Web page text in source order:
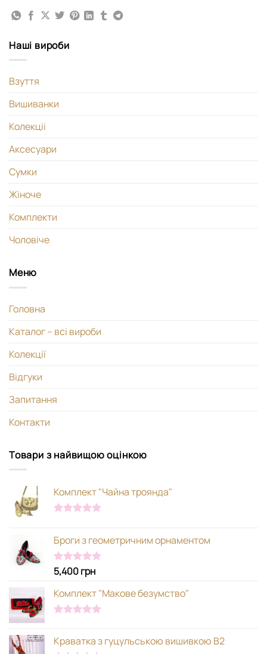
Наші вироби
Взуття
Вишиванки
Колекціі
Аксесуари
Сумки
Жіноче
Комплекти
Чоловіче
Меню
Головна
Каталог – всі вироби
Колекції
Відгуки
Запитання
Контакти
Товари з найвищою оцінкою
Комплект "Чайна троянда"
Броги з геометричним орнаментом
Оцінено в
з 5
5,400грн
Комплект "Макове безумство"
Краватка з гуцульською вишивкою В2